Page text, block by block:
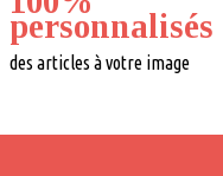
personnalisés
des articles à votre image